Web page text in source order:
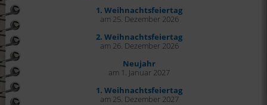
1. Weihnachtsfeiertag
am 25. Dezember 2026
2. Weihnachtsfeiertag
am 26. Dezember 2026
Neujahr
am 1. Januar 2027
1. Weihnachtsfeiertag
am 25. Dezember 2027